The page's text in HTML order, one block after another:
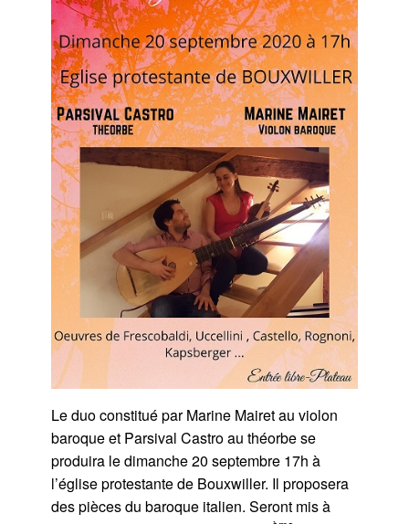
Le duo constitué par Marine Mairet au violon
baroque et Parsival Castro au théorbe se
produira le dimanche 20 septembre 17h à
l’église protestante de Bouxwiller. Il proposera
des pièces du baroque italien. Seront mis à